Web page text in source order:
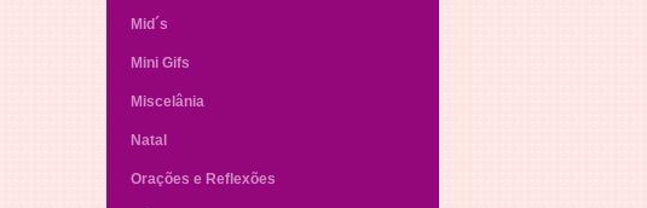
Mid´s
Mini Gifs
Miscelânia
Natal
Orações e Reflexões